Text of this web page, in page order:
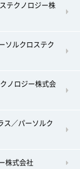
テクノロジー株
ソルクロステク
ノロジー株式会
ス／パーソルク
株式会社